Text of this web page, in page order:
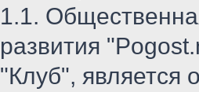
1.1.
развития
"Клуб",